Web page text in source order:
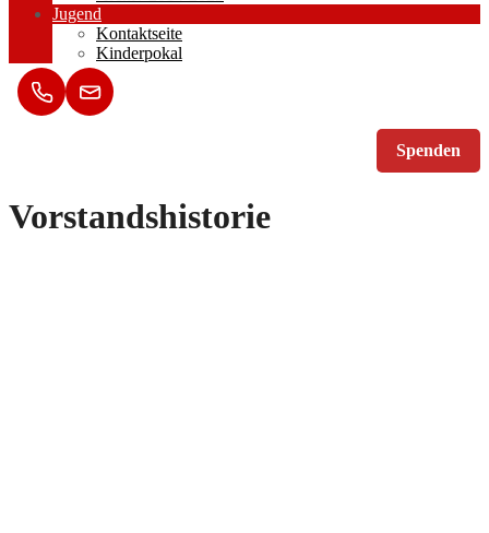
Jugend
Kontaktseite
Kinderpokal
Spenden
Vorstandshistorie